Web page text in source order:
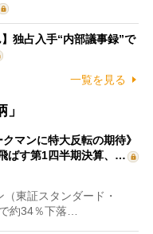
独占入手“内部議事録”で
一覧を見る
マンに特大反転の期待》
ばす第1四半期決算、…
東証スタンダード・
約34％下落…